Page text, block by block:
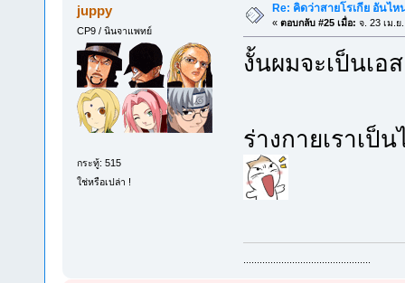
juppy
CP9 / นินจาแพทย์
กระทู้: 515
ใช่หรือเปล่า !
Re: คิดว่าสายโรเกีย อันไห
« ตอบกลับ #25 เมื่อ: จ. 23 เม.ย
งั้นผมจะเป็นเอ
ร่างกายเราเป็